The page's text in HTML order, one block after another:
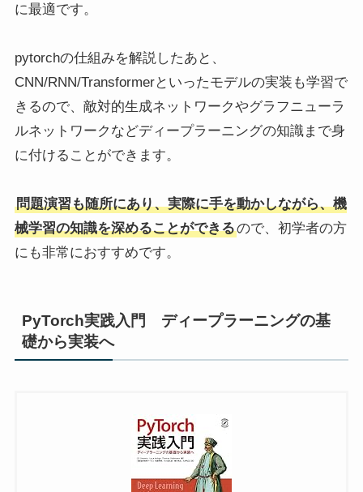
に最適です。
pytorchの仕組みを解説したあと、
CNN/RNN/Transformerといったモデルの実装も学習で
きるので、敵対的生成ネットワークやグラフニューラ
ルネットワークなどディープラーニングの知識まで身
に付けることができます。
問題演習も随所にあり、実際に手を動かしながら、機
械学習の知識を深めることができるので、初学者の方
にも非常におすすめです。
PyTorch実践入門 ディープラーニングの基
礎から実装へ